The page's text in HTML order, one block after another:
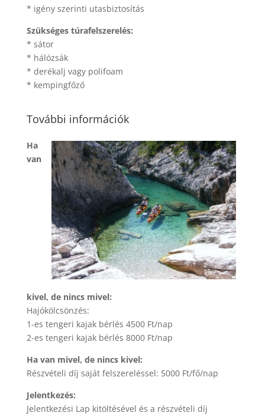
* igény szerinti utasbiztosítás
Szükséges túrafelszerelés:
* sátor
* hálózsák
* derékalj vagy polifoam
* kempingfőző
További információk
Ha
van
kivel, de nincs mivel:
Hajókölcsönzés:
1-es tengeri kajak bérlés 4500 Ft/nap
2-es tengeri kajak bérlés 8000 Ft/nap
Ha van mivel, de nincs kivel:
Részvételi díj saját felszereléssel: 5000 Ft/fő/nap
Jelentkezés:
Jelentkezési Lap kitöltésével és a részvételi díj